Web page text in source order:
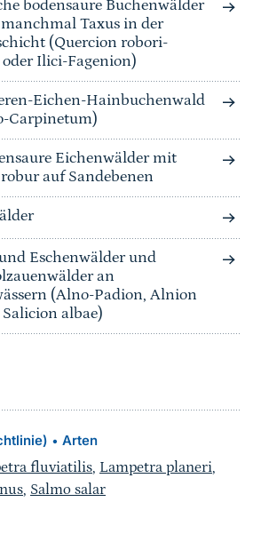
bodensaure Buchenwälder
Taxus in der
(Quercion robori-
oder Ilici-Fagenion)
Eichen-Hainbuchenwald
Carpinetum)
Eichenwälder mit
auf Sandebenen
Eschenwälder und
an
(Alno-Padion, Alnion
albae)
• Arten
fluviatilis, Lampetra planeri,
, Salmo salar